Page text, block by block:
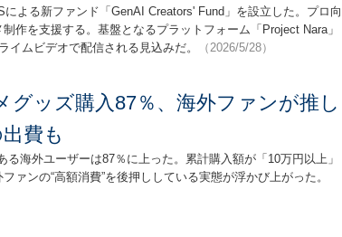
よる新ファンド「GenAI Creators' Fund」を設立した。プロ向
作を支援する。基盤となるプラットフォーム「Project Nara」
イムビデオで配信される見込みだ。
（2026/5/28）
グッズ購入87％、海外ファンが推し
費も
海外ユーザーは87％に上った。累計購入額が「10万円以上」
ァンの“高額消費”を後押ししている実態が浮かび上がった。